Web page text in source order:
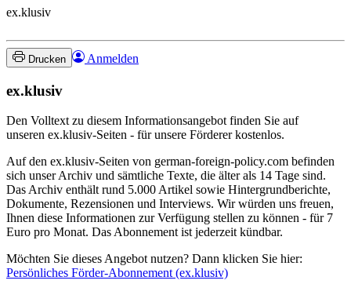
ex.klusiv
Drucken Anmelden
ex.klusiv
Den Volltext zu diesem Informationsangebot finden Sie auf
unseren ex.klusiv-Seiten - für unsere Förderer kostenlos.
Auf den ex.klusiv-Seiten von german-foreign-policy.com befinden
sich unser Archiv und sämtliche Texte, die älter als 14 Tage sind.
Das Archiv enthält rund 5.000 Artikel sowie Hintergrundberichte,
Dokumente, Rezensionen und Interviews. Wir würden uns freuen,
Ihnen diese Informationen zur Verfügung stellen zu können - für 7
Euro pro Monat. Das Abonnement ist jederzeit kündbar.
Möchten Sie dieses Angebot nutzen? Dann klicken Sie hier:
Persönliches Förder-Abonnement (ex.klusiv)